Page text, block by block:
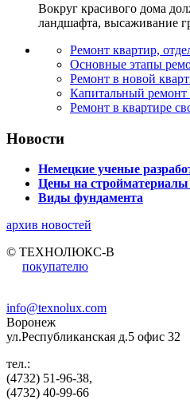
Вокруг красивого дома
ландшафта, высаживание
Ремонт квартир,
Основные этапы
Ремонт в новой
Капитальный ремонт
Ремонт в квартире
Новости
Немецкие ученые
Цены на стройматериалы
Виды фундамента
архив новостей
© ТЕХНОЛЮКС-В
покупателю
info@texnolux.com
Воронеж
ул.Республиканская д.5 офис 32
тел.:
(4732) 51-96-38,
(4732) 40-99-66